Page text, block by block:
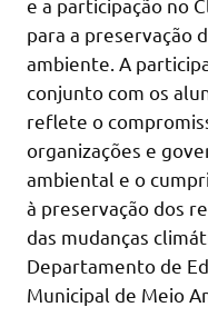
e a participação no
para a preservação
ambiente. A
conjunto com os
reflete o
organizações e
ambiental e o
à preservação dos
das mudanças
Departamento de
Municipal de Meio